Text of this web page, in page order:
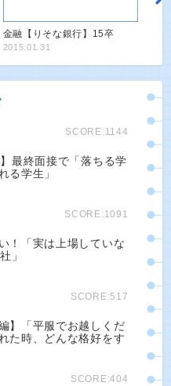
金融【りそな銀行】15卒
2015.01.31
SCORE:1144
】最終面接で「落ちる学
る学生」
SCORE:1091
！「実は上場していな
」
SCORE:517
】「平服でお越しくだ
た時、どんな格好をす
SCORE:404